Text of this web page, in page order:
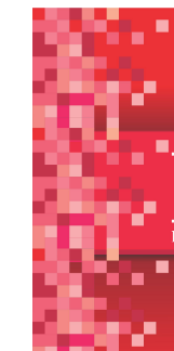
Barra
lateral
de
artigos